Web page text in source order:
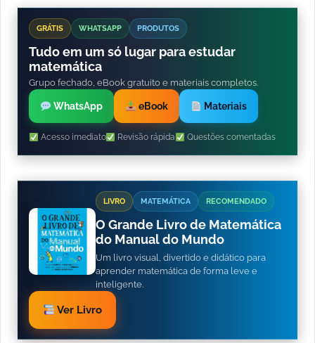
GRÁTIS WHATSAPP PRODUTOS
Tudo em um só lugar para estudar
matemática
Grupo fechado, eBook gratuito e materiais completos.
WhatsApp eBook Materiais
Acesso imediato Revisão rápida Questões comentadas
LIVRO MATEMÁTICA RECOMENDADO
O Grande Livro de Matemática
do Manual do Mundo
Um livro visual, divertido e didático para
aprender matemática de forma leve e
inteligente.
Ver Livro